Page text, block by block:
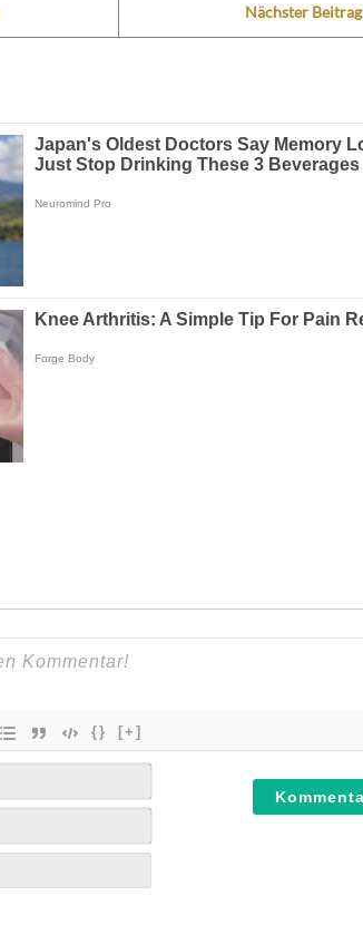
Nächster Beitrag
{} [+]